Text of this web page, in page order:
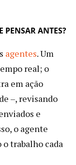
PENSAR ANTES?
agentes. Um
real; o
em ação
–, revisando
e
o agente
trabalho cada